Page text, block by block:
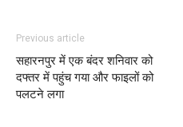
Previous article
सहारनपुर में एक बंदर शनिवार को
दफ्तर में पहुंच गया और फाइलों को
पलटने लगा